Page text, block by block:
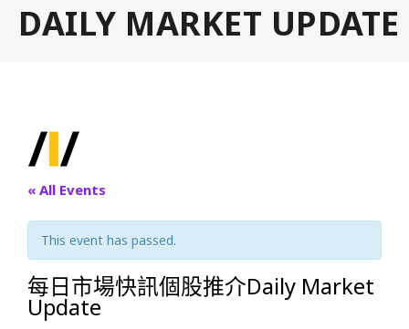
DAILY MARKET UPDATE
« All Events
This event has passed.
每日市場快訊個股推介Daily Market
Update